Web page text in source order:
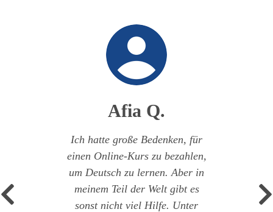
Afia Q.
Ich hatte große Bedenken, für
einen Online-Kurs zu bezahlen,
um Deutsch zu lernen. Aber in
meinem Teil der Welt gibt es
sonst nicht viel Hilfe. Unter